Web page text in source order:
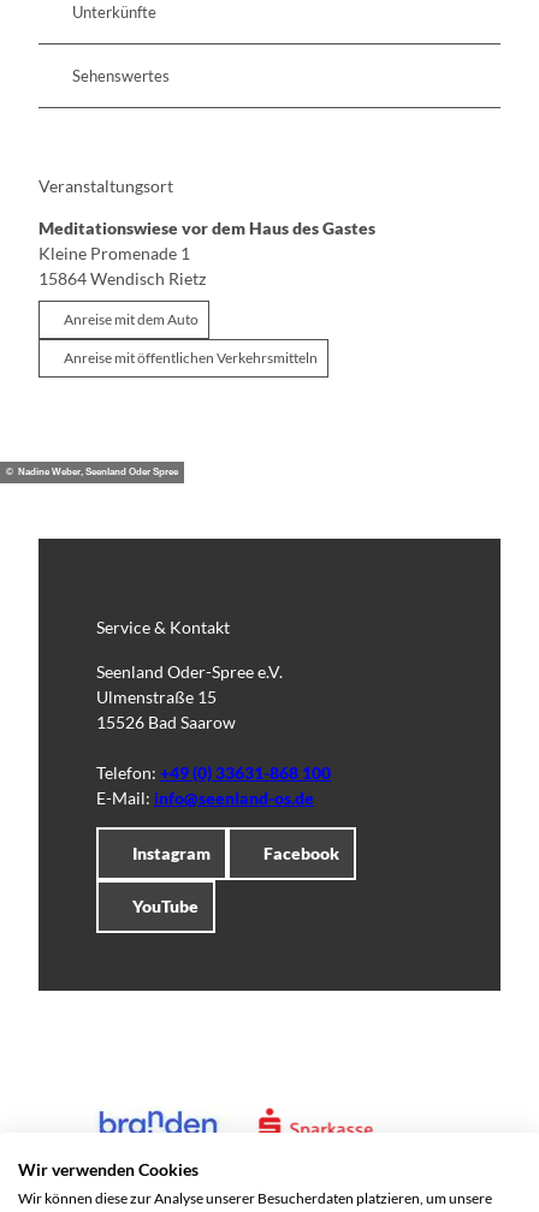
Unterkünfte
Sehenswertes
Veranstaltungsort
Meditationswiese vor dem Haus des Gastes
Kleine Promenade 1
15864Wendisch Rietz
Anreise mit dem Auto
Anreise mit öffentlichen Verkehrsmitteln
© Nadine Weber, Seenland Oder Spree
Service & Kontakt
Seenland Oder-Spree e.V.
Ulmenstraße 15
15526 Bad Saarow
Telefon: +49 (0) 33631-868 100
E-Mail: info@seenland-os.de
Instagram Facebook
YouTube
Wir verwenden Cookies
Wir können diese zur Analyse unserer Besucherdaten platzieren, um unsere